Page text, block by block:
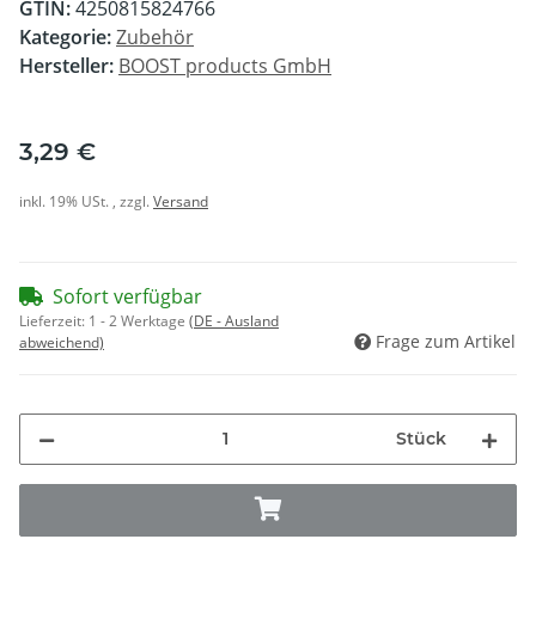
GTIN:4250815824766
Kategorie:Zubehör
Hersteller: BOOST products GmbH
3,29 €
inkl. 19% USt. , zzgl.Versand
Sofort verfügbar
Lieferzeit: 1 - 2 Werktage (DE - Ausland
abweichend)
Frage zum Artikel
Stück